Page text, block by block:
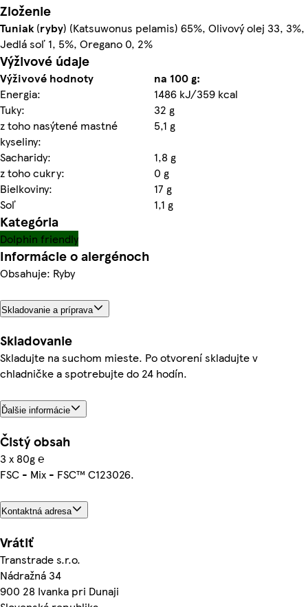
Zloženie
Tuniak(ryby) (Katsuwonus pelamis) 65%, Olivový olej 33, 3%,
Jedlá soľ 1, 5%, Oregano 0, 2%
Výživové údaje
Výživové hodnoty
na 100 g:
Energia:
1486 kJ/359 kcal
Tuky:
32 g
z toho nasýtené mastné
kyseliny:
5,1 g
Sacharidy:
1,8 g
z toho cukry:
0 g
Bielkoviny:
17 g
Soľ
1,1 g
Kategória
Dolphin friendly
Informácie o alergénoch
Obsahuje: Ryby
Skladovanie a príprava
Skladovanie
Skladujte na suchom mieste. Po otvorení skladujte v
chladničke a spotrebujte do 24 hodín.
Ďalšie informácie
Čistý obsah
3 x 80g ℮
FSC - Mix - FSC™ C123026.
Kontaktná adresa
Vrátiť
Transtrade s.r.o.
Nádražná 34
900 28 Ivanka pri Dunaji